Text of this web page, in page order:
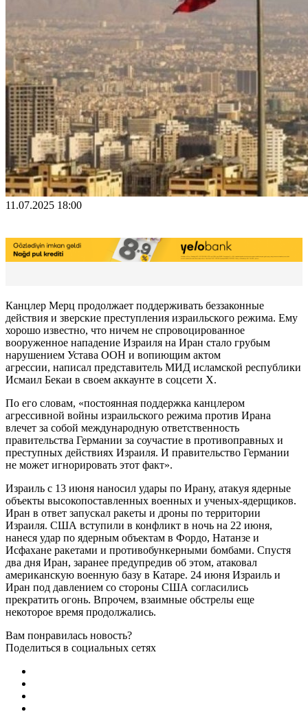
11.07.2025 18:00
Канцлер Мерц продолжает поддерживать беззаконные
действия и зверские преступления израильского режима. Ему
хорошо известно, что ничем не спровоцированное
вооруженное нападение Израиля на Иран стало грубым
нарушением Устава ООН и вопиющим актом
агрессии, написал представитель МИД исламской республики
Исмаил Бекаи в своем аккаунте в соцсети X.
По его словам, «постоянная поддержка канцлером
агрессивной войны израильского режима против Ирана
влечет за собой международную ответственность
правительства Германии за соучастие в противоправных и
преступных действиях Израиля. И правительство Германии
не может игнорировать этот факт».
Израиль с 13 июня наносил удары по Ирану, атакуя ядерные
объекты высокопоставленных военных и ученых-ядерщиков.
Иран в ответ запускал ракеты и дроны по территории
Израиля. США вступили в конфликт в ночь на 22 июня,
нанеся удар по ядерным объектам в Фордо, Натанзе и
Исфахане ракетами и противобункерными бомбами. Спустя
два дня Иран, заранее предупредив об этом, атаковал
американскую военную базу в Катаре. 24 июня Израиль и
Иран под давлением со стороны США согласились
прекратить огонь. Впрочем, взаимные обстрелы еще
некоторое время продолжались.
Вам понравилась новость?
Поделиться в социальных сетях